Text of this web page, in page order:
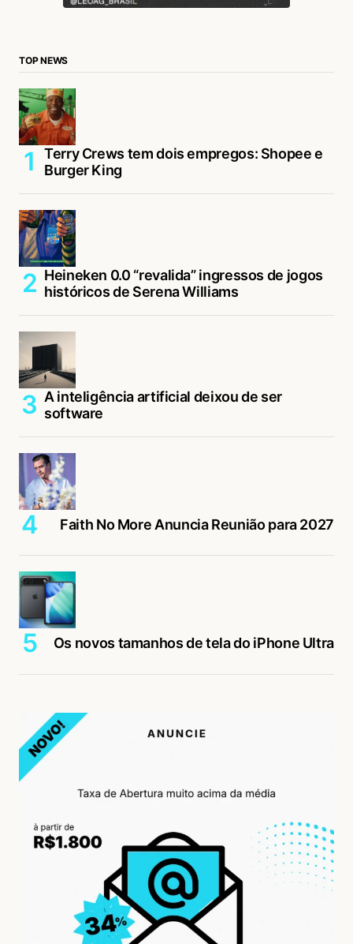
TOP NEWS
Terry Crews tem dois empregos: Shopee e
Burger King
Heineken 0.0 “revalida” ingressos de jogos
históricos de Serena Williams
A inteligência artificial deixou de ser
software
Faith No More Anuncia Reunião para 2027
Os novos tamanhos de tela do iPhone Ultra